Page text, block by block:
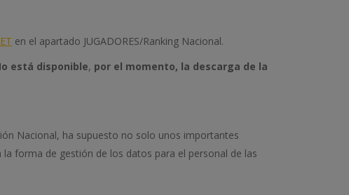
en el apartado JUGADORES/Ranking Nacional.
está disponible, por el momento, la descarga de la
Nacional, ha supuesto no solo unos importantes
forma de gestión de los datos para el personal de las